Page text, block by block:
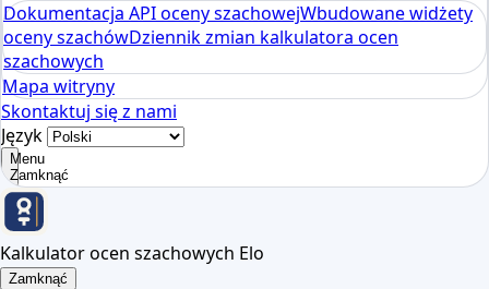
Dokumentacja API oceny szachowejWbudowane widżety
oceny szachówDziennik zmian kalkulatora ocen
szachowych
Mapa witryny
Skontaktuj się z nami
Język
Menu
Zamknąć
Kalkulator ocen szachowych Elo
Zamknąć